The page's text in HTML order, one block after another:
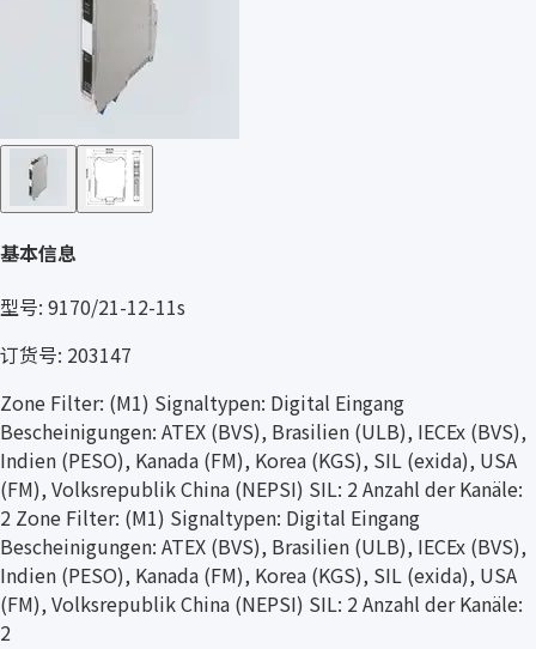
基本信息
型号: 9170/21-12-11s
订货号: 203147
Zone Filter: (M1) Signaltypen: Digital Eingang
Bescheinigungen: ATEX (BVS), Brasilien (ULB), IECEx (BVS),
Indien (PESO), Kanada (FM), Korea (KGS), SIL (exida), USA
(FM), Volksrepublik China (NEPSI) SIL: 2 Anzahl der Kanäle:
2 Zone Filter: (M1) Signaltypen: Digital Eingang
Bescheinigungen: ATEX (BVS), Brasilien (ULB), IECEx (BVS),
Indien (PESO), Kanada (FM), Korea (KGS), SIL (exida), USA
(FM), Volksrepublik China (NEPSI) SIL: 2 Anzahl der Kanäle:
2